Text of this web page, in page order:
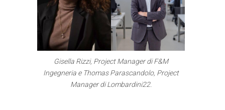
Gisella Rizzi, Project Manager di F&M
Ingegneria e Thomas Parascandolo, Project
Manager di Lombardini22.